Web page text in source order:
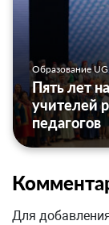
Образование
Пять лет
учителей
педагогов
Для